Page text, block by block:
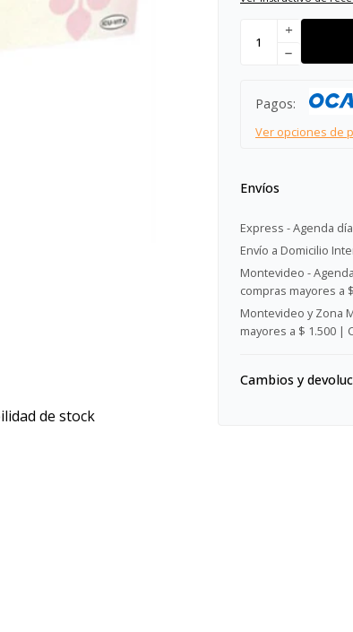
de stock
add
remove
Pagos:
Ver opciones de
Envíos
Express - Agenda
Envío a Domicilio
Montevideo -
compras mayores a
Montevideo y Zona
mayores a $ 1.500 |
Cambios y